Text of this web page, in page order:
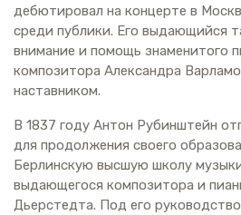
дебютировал на концерте в
среди публики. Его выдающийся
внимание и помощь знаменитого
композитора Александра
наставником.
В 1837 году Антон Рубинштейн
для продолжения своего
Берлинскую высшую школу
выдающегося композитора и
Дьерстедта. Под его